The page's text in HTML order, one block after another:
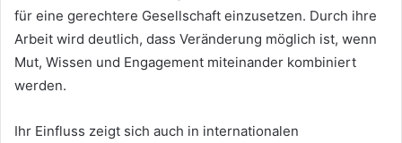
für eine gerechtere Gesellschaft einzusetzen. Durch ihre
Arbeit wird deutlich, dass Veränderung möglich ist, wenn
Mut, Wissen und Engagement miteinander kombiniert
werden.
Ihr Einfluss zeigt sich auch in internationalen